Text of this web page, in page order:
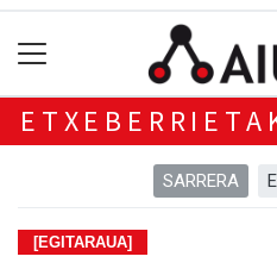
SARRERA
[EGITARAUA]